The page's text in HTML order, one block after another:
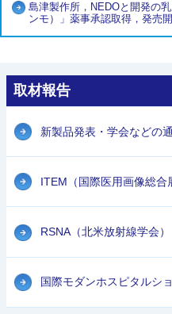
島津製作所，NEDOと開発の
ンモ）」薬事承認取得，発売
取材報告
新製品発表・学会などの
ITEM（国際医用画像総合
RSNA（北米放射線学会）
国際モダンホスピタルシ